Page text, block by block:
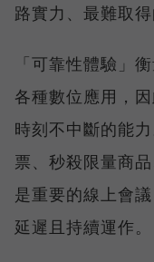
路實力、最難取得
「可靠性體驗」
各種數位應用，
時刻不中斷的能
票、秒殺限量商
是重要的線上會
延遲且持續運作。